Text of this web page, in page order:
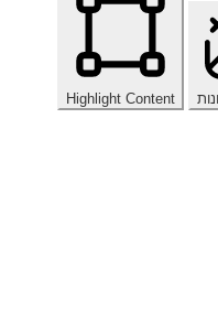
Highlight Content